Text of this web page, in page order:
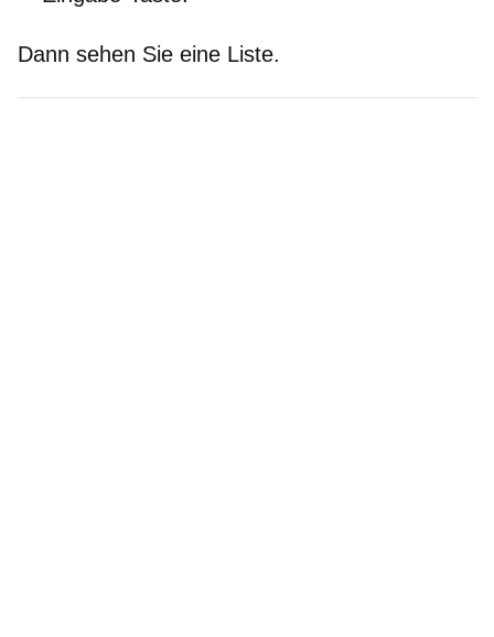
Dann sehen Sie eine Liste.